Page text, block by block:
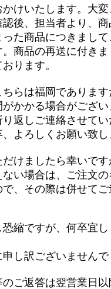
けいたします。大
後、担当者より、
た商品につきまし
商品の再送に付き
ります。
らは福岡であります
かかる場合がござ
返しご連絡させて
よろしくお願い致し
けましたら幸いで
い場合は、ご注文
、その際は併せて
縮ですが、何卒宜し
し訳ございませんで
ご返答は翌営業日以